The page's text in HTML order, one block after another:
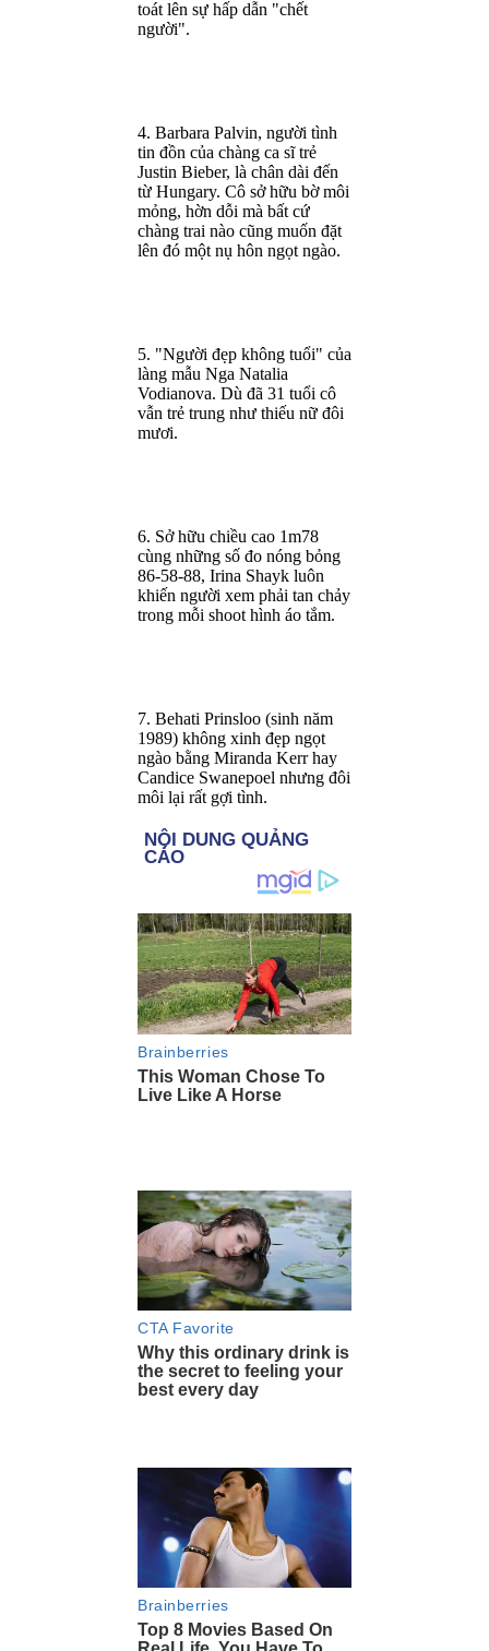
toát lên sự hấp dẫn "chết
người".
4. Barbara Palvin, ngư‌ời tìn‌h
tin đồn của chàng ca sĩ trẻ
Justin Bieber, là chân dài đến
từ Hungary. Cô sở hữu bờ môi
mỏng, hờn dỗi mà bất cứ
chàng trai nào cũng muốn đặt
lên đó một nụ hôn ngọt ngào.
5. "Người đẹp không tuổi" của
làng mẫu Nga Natalia
Vodianova. Dù đã 31 tuổi cô
vẫn trẻ trung như thiếu nữ đôi
mươi.
6. Sở hữu chiều cao 1m78
cùng những số đo nóng bỏng
86-58-88, Irina Shayk luôn
khiến người xem phải tan chảy
trong mỗi shoot hình áo tắm.
7. Behati Prinsloo (sinh năm
1989) không xinh đẹp ngọt
ngào bằng Miranda Kerr hay
Candice Swanepoel nhưng đôi
môi lại rất gợi tình.